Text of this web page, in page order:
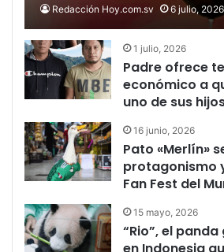
Redacción Hoy.com.sv 6 julio, 2026
1 julio, 2026
Padre ofrece
económico a
uno de sus
16 junio, 2026
Pato «Merlín»
protagonismo
Fan Fest del
15 mayo, 2026
“Rio”, el